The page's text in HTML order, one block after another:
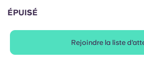
Deutsch
Italian
ÉPUISÉ
Rejoindre la liste